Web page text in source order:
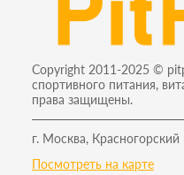
Copyright 2011-2025 ©
спортивного питания,
права защищены.
г. Москва,
Посмотреть на карте